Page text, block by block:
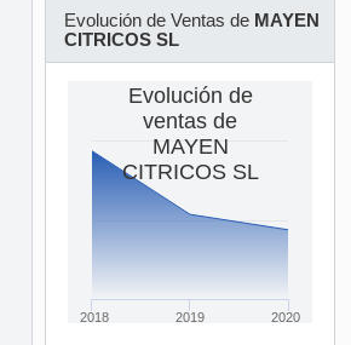
Evolución de Ventas de MAYEN
CITRICOS SL
Evolución de
ventas de
MAYEN
CITRICOS SL
2018 2019 2020